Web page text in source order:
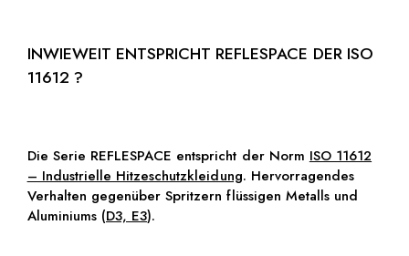
INWIEWEIT ENTSPRICHT REFLESPACE DER ISO
11612 ?
Die Serie REFLESPACE entspricht der Norm ISO 11612
– Industrielle Hitzeschutzkleidung. Hervorragendes
Verhalten gegenüber Spritzern flüssigen Metalls und
Aluminiums (D3, E3).